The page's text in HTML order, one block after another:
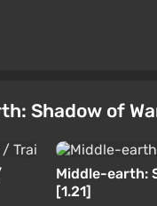
Shadow of
Middle-earth:
[1.21]